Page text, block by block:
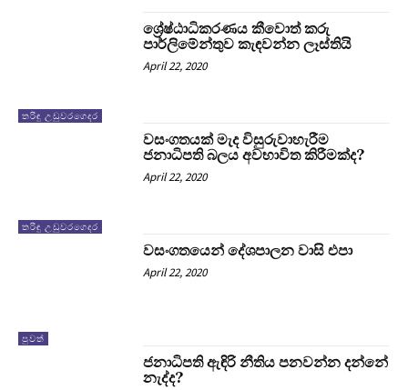
තරිඳු උඩුවරගෙදර
ශ්‍රේෂ්ඨාධිකරණය කීවොත් කරු
පාර්ලිමේන්තුව කැඳවන්න ලෑස්තියි
April 22, 2020
තරිඳු උඩුවරගෙදර
වසංගතයක් මැද විසුරුවාහැරීම
ජනාධිපති බලය අවභාවිත කිරීමක්ද?
April 22, 2020
පුවත්
වසංගතයෙන් දේශපාලන වාසි එපා
April 22, 2020
ජනාධිපති ඇඳිරි නීතිය පනවන්න දන්නේ
නැද්ද?